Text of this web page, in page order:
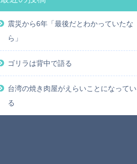
震災から6年「最後だとわかっていたな
ら」
ゴリラは背中で語る
台湾の焼き肉屋がえらいことになってい
る